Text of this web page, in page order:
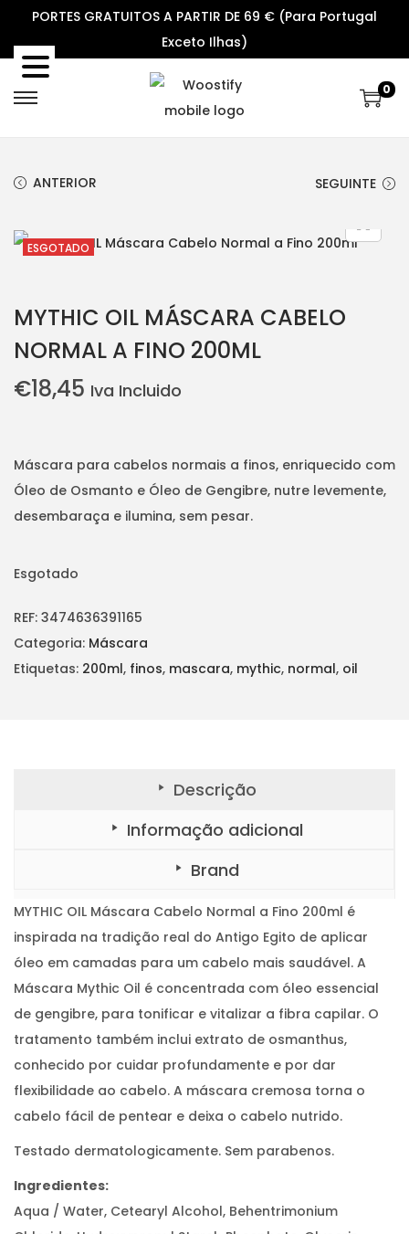
PORTES GRATUITOS A PARTIR DE 69 € (Para Portugal
Exceto Ilhas)
S
o
v
i
o
n
S
o
n
t
0
ANTERIOR SEGUINTE
ESGOTADO
MYTHIC OIL MÁSCARA CABELO
NORMAL A FINO 200ML
€18,45 Iva Incluido
Máscara para cabelos normais a finos, enriquecido com
Óleo de Osmanto e Óleo de Gengibre, nutre levemente,
desembaraça e ilumina, sem pesar.
Esgotado
REF: 3474636391165
Categoria: Máscara
Etiquetas: 200ml, finos, mascara, mythic, normal, oil
Descrição
Informação adicional
Brand
MYTHIC OIL Máscara Cabelo Normal a Fino 200ml é
inspirada na tradição real do Antigo Egito de aplicar
óleo em camadas para um cabelo mais saudável. A
Máscara Mythic Oil é concentrada com óleo essencial
de gengibre, para tonificar e vitalizar a fibra capilar. O
tratamento também inclui extrato de osmanthus,
conhecido por cuidar profundamente e por dar
flexibilidade ao cabelo. A máscara cremosa torna o
cabelo fácil de pentear e deixa o cabelo nutrido.
Testado dermatologicamente. Sem parabenos.
Ingredientes:
Aqua / Water, Cetearyl Alcohol, Behentrimonium